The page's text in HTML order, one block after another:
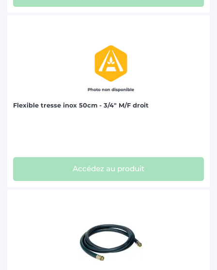
Flexible tresse inox 50cm - 3/4" M/F droit
Accédez au produit